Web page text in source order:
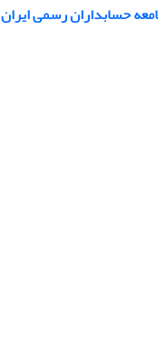
حسابداران رسمی ایران